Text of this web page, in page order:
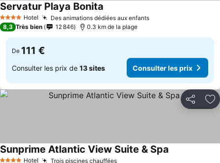
4 Étoiles Hotel Des animations dédiées aux enfantsConsulter les prix
Servatur Playa Bonita
8,3 Très bien 12 846 0.3 km de la plage
De 111 €
Consulter les prix de 13 sites Consulter les prix
Partager
Hotel Trois piscines chauffées
Sunprime Atlantic View Suite & Spa